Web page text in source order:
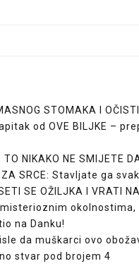
STOMAKA I
od OVE BILJKE –
TO NIKAKO NE SMIJETE
ZA SRCE: Stavljate ga
SE OŽILJKA I VRATI
okolnostima,
na Danku!
da muškarci ovo
stvar pod brojem 4